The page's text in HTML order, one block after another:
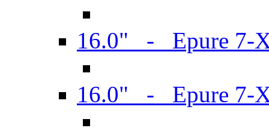
16.0" - Epure 7-
16.0" - Epure 7-